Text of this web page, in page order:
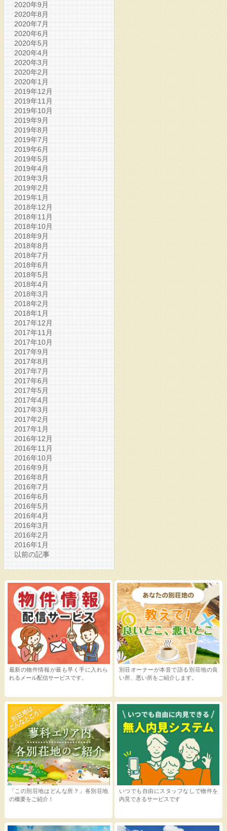
2020年9月
2020年8月
2020年7月
2020年6月
2020年5月
2020年4月
2020年3月
2020年2月
2020年1月
2019年12月
2019年11月
2019年10月
2019年9月
2019年8月
2019年7月
2019年6月
2019年5月
2019年4月
2019年3月
2019年2月
2019年1月
2018年12月
2018年11月
2018年10月
2018年9月
2018年8月
2018年7月
2018年6月
2018年5月
2018年4月
2018年3月
2018年2月
2018年1月
2017年12月
2017年11月
2017年10月
2017年9月
2017年8月
2017年7月
2017年6月
2017年5月
2017年4月
2017年3月
2017年2月
2017年1月
2016年12月
2016年11月
2016年10月
2016年9月
2016年8月
2016年7月
2016年6月
2016年5月
2016年4月
2016年3月
2016年2月
2016年1月
以前の記事
いつでも自由にスタッフなしで物件を
内見できるサービスです
最新の物件情報が最も早く手に入れら
れるメール配信サービスです。
別荘オーナーが本音で語る別荘地の良
い所、悪い所をご紹介します。
「この別荘地はどんな所？」各別荘地
の概要をご紹介！